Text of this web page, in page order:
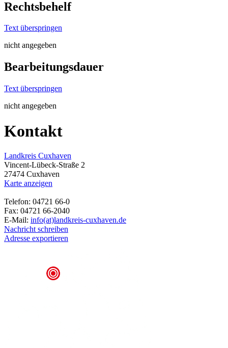
Rechtsbehelf
Text überspringen
nicht angegeben
Bearbeitungsdauer
Text überspringen
nicht angegeben
Kontakt
Landkreis Cuxhaven
Vincent-Lübeck-Straße 2
27474 Cuxhaven
Karte anzeigen
Telefon: 04721 66-0
Fax: 04721 66-2040
E-Mail: info(at)landkreis-cuxhaven.de
Nachricht schreiben
Adresse exportieren